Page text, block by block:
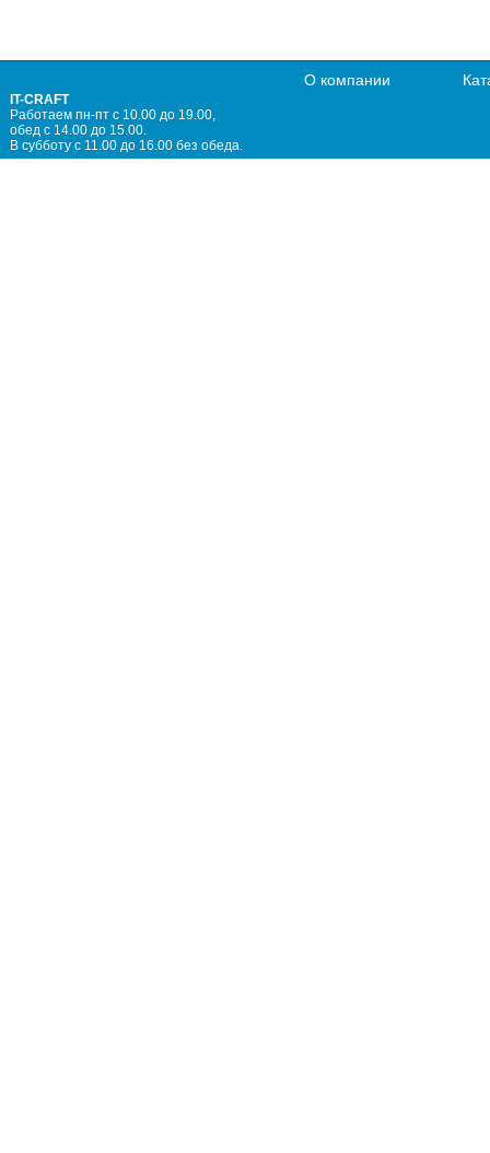
IT-CRAFT
Работаем пн-пт с 10.00 до 19.00,
обед с 14.00 до 15.00.
В субботу с 11.00 до 16.00 без обеда.
О компании